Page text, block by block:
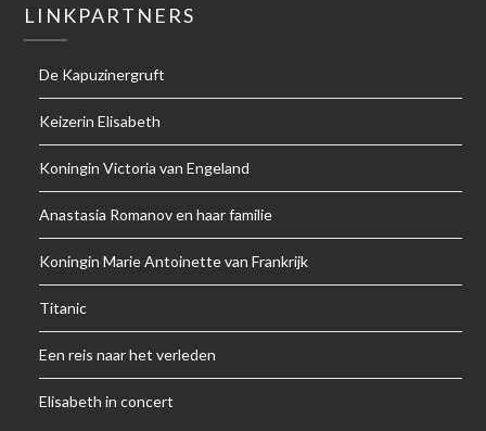
LINKPARTNERS
De Kapuzinergruft
Keizerin Elisabeth
Koningin Victoria van Engeland
Anastasia Romanov en haar familie
Koningin Marie Antoinette van Frankrijk
Titanic
Een reis naar het verleden
Elisabeth in concert